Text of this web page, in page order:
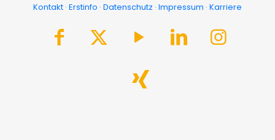
Kontakt · Erstinfo · Datenschutz · Impressum · Karriere